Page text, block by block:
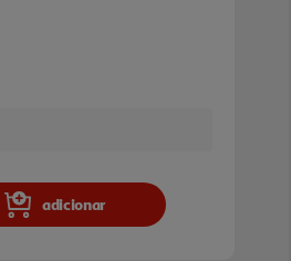
as linhas
o seu
e retrato sem
adicionar